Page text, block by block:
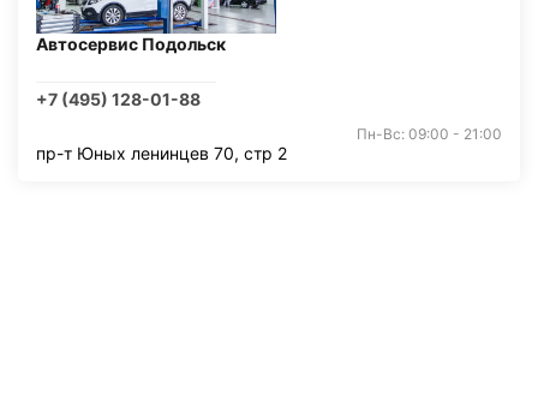
Автосервис Подольск
+7 (495) 128-01-88
Пн-Вс: 09:00 - 21:00
пр-т Юных ленинцев 70, стр 2